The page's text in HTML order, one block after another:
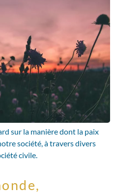
sur la manière dont la paix
société, à travers divers
civile.